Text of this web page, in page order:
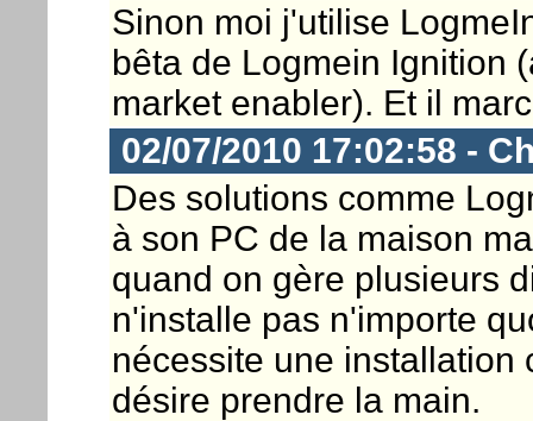
Sinon moi j'utilise
bêta de Logmein Ignition
market enabler). Et il
02/07/2010 17:02:58 -
Des solutions comme
à son PC de la maison
quand on gère plusieurs
n'installe pas n'importe
nécessite une installation
désire prendre la main.